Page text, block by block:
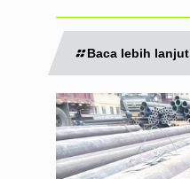
Baca lebih lanjut